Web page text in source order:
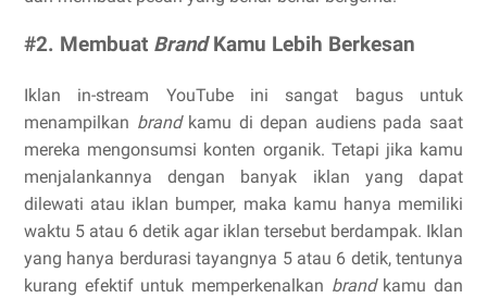
#2. Membuat BrandKamu Lebih Berkesan
Iklan in-stream YouTube ini sangat bagus untuk
menampilkan brand kamu di depan audiens pada saat
mereka mengonsumsi konten organik. Tetapi jika kamu
menjalankannya dengan banyak iklan yang dapat
dilewati atau iklan bumper, maka kamu hanya memiliki
waktu 5 atau 6 detik agar iklan tersebut berdampak. Iklan
yang hanya berdurasi tayangnya 5 atau 6 detik, tentunya
kurang efektif untuk memperkenalkan brand kamu dan